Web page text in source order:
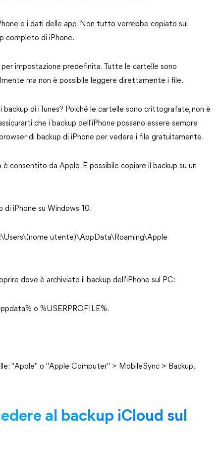
e i dati delle app. Non tutto verrebbe copiato sul
completo di iPhone.
per impostazione predefinita. Tutte le cartelle sono
ma non è possibile leggere direttamente i file.
di iTunes? Poiché le cartelle sono crittografate, non è
che i backup dell'iPhone possano essere sempre
di backup di iPhone per vedere i file gratuitamente.
consentito da Apple. È possibile copiare il backup su un
di iPhone su Windows 10:
utente)\AppData\Roaming\Apple
dove è archiviato il backup dell'iPhone sul PC:
o %USERPROFILE%.
"Apple" o "Apple Computer" > MobileSync > Backup.
al backup iCloud sul